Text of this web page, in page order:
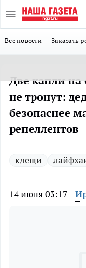
Все новости Заказать
Две капли
не тронут:
безопаснее
репеллентов
клещи
14 июня 03:17